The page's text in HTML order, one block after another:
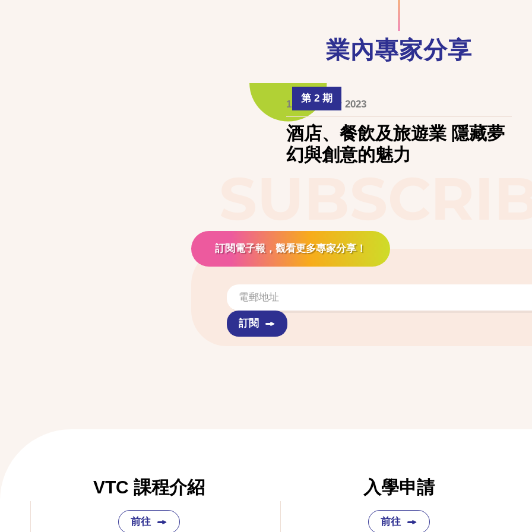
業內專家分享
第 2 期
1 December 2023
酒店、餐飲及旅遊業 隱藏夢
幻與創意的魅力
訂閱電子報，觀看更多專家分享！
訂閱
VTC 課程介紹
前往
入學申請
前往